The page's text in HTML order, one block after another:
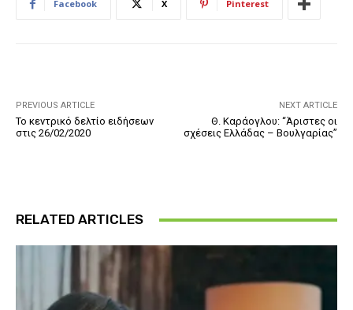
Facebook X Pinterest
PREVIOUS ARTICLE
Το κεντρικό δελτίο ειδήσεων
στις 26/02/2020
NEXT ARTICLE
Θ. Καράογλου: “Άριστες οι
σχέσεις Ελλάδας – Βουλγαρίας”
RELATED ARTICLES